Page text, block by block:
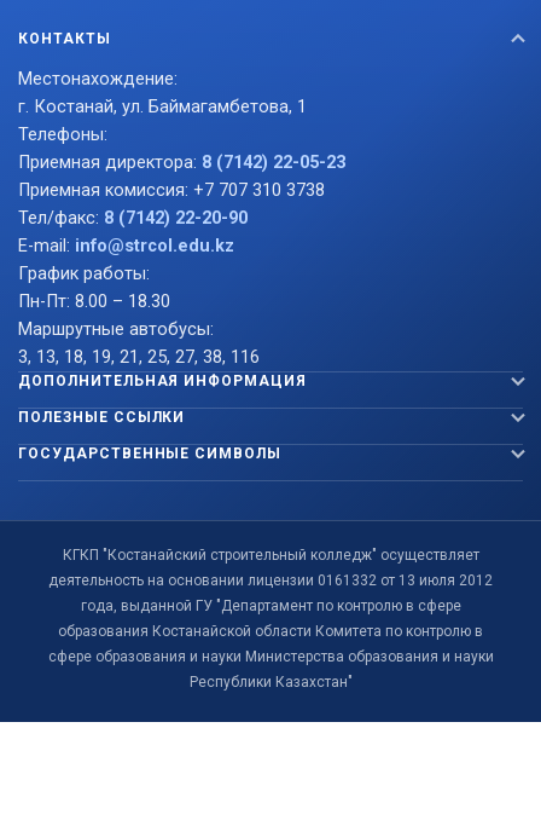
КОНТАКТЫ
Местонахождение:
г. Костанай, ул. Баймагамбетова, 1
Телефоны:
Приемная директора: 8 (7142) 22-05-23
Приемная комиссия: +7 707 310 3738
Тел/факс: 8 (7142) 22-20-90
E-mail: info@strcol.edu.kz
График работы:
Пн-Пт: 8.00 – 18.30
Маршрутные автобусы:
3, 13, 18, 19, 21, 25, 27, 38, 116
ДОПОЛНИТЕЛЬНАЯ ИНФОРМАЦИЯ
ПОЛЕЗНЫЕ ССЫЛКИ
ГОСУДАРСТВЕННЫЕ СИМВОЛЫ
КГКП "Костанайский строительный колледж" осуществляет
деятельность на основании лицензии 0161332 от 13 июля 2012
года, выданной ГУ "Департамент по контролю в сфере
образования Костанайской области Комитета по контролю в
сфере образования и науки Министерства образования и науки
Республики Казахстан"